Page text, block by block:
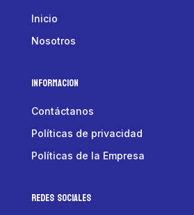
Inicio
Nosotros
Informacion
Contáctanos
Políticas de privacidad
Políticas de la Empresa
Redes Sociales